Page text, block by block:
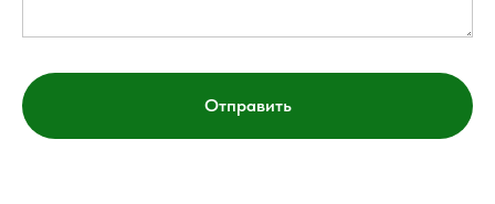
Отправить